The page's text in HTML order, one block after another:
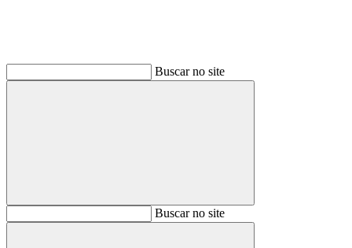
Buscar no site
BuscarBuscar no site